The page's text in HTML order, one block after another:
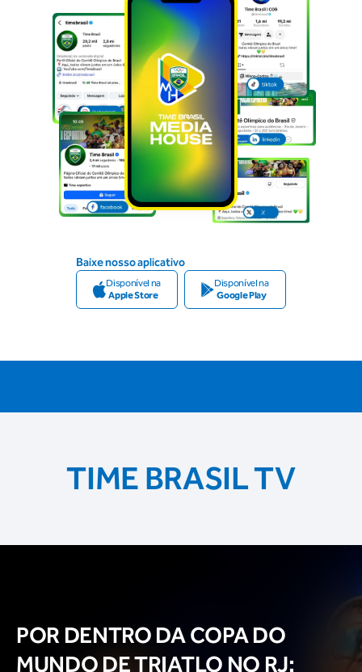
Baixe nosso aplicativo
Disponível na
Apple Store
Disponível na
Google Play
TIME BRASIL TV
POR DENTRO DA COPA DO
MUNDO DE TRIATLO NO RJ: